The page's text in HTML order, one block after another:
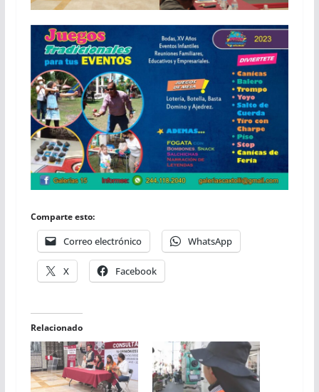
Comparte esto:
Correo electrónico WhatsApp
X Facebook
Relacionado